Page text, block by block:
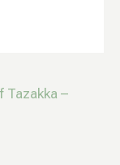
Tazakka –